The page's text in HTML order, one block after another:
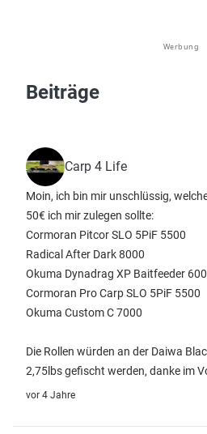
Werbung
Beiträge
Carp 4 Life
Moin, ich bin mir unschlüssig,
50€ ich mir zulegen sollte:
Cormoran Pitcor SLO 5PiF 5500
Radical After Dark 8000
Okuma Dynadrag XP Baitfeeder
Cormoran Pro Carp SLO 5PiF 5500
Okuma Custom C 7000
Die Rollen würden an der Daiwa
2,75lbs gefischt werden, danke im
vor 4 Jahre